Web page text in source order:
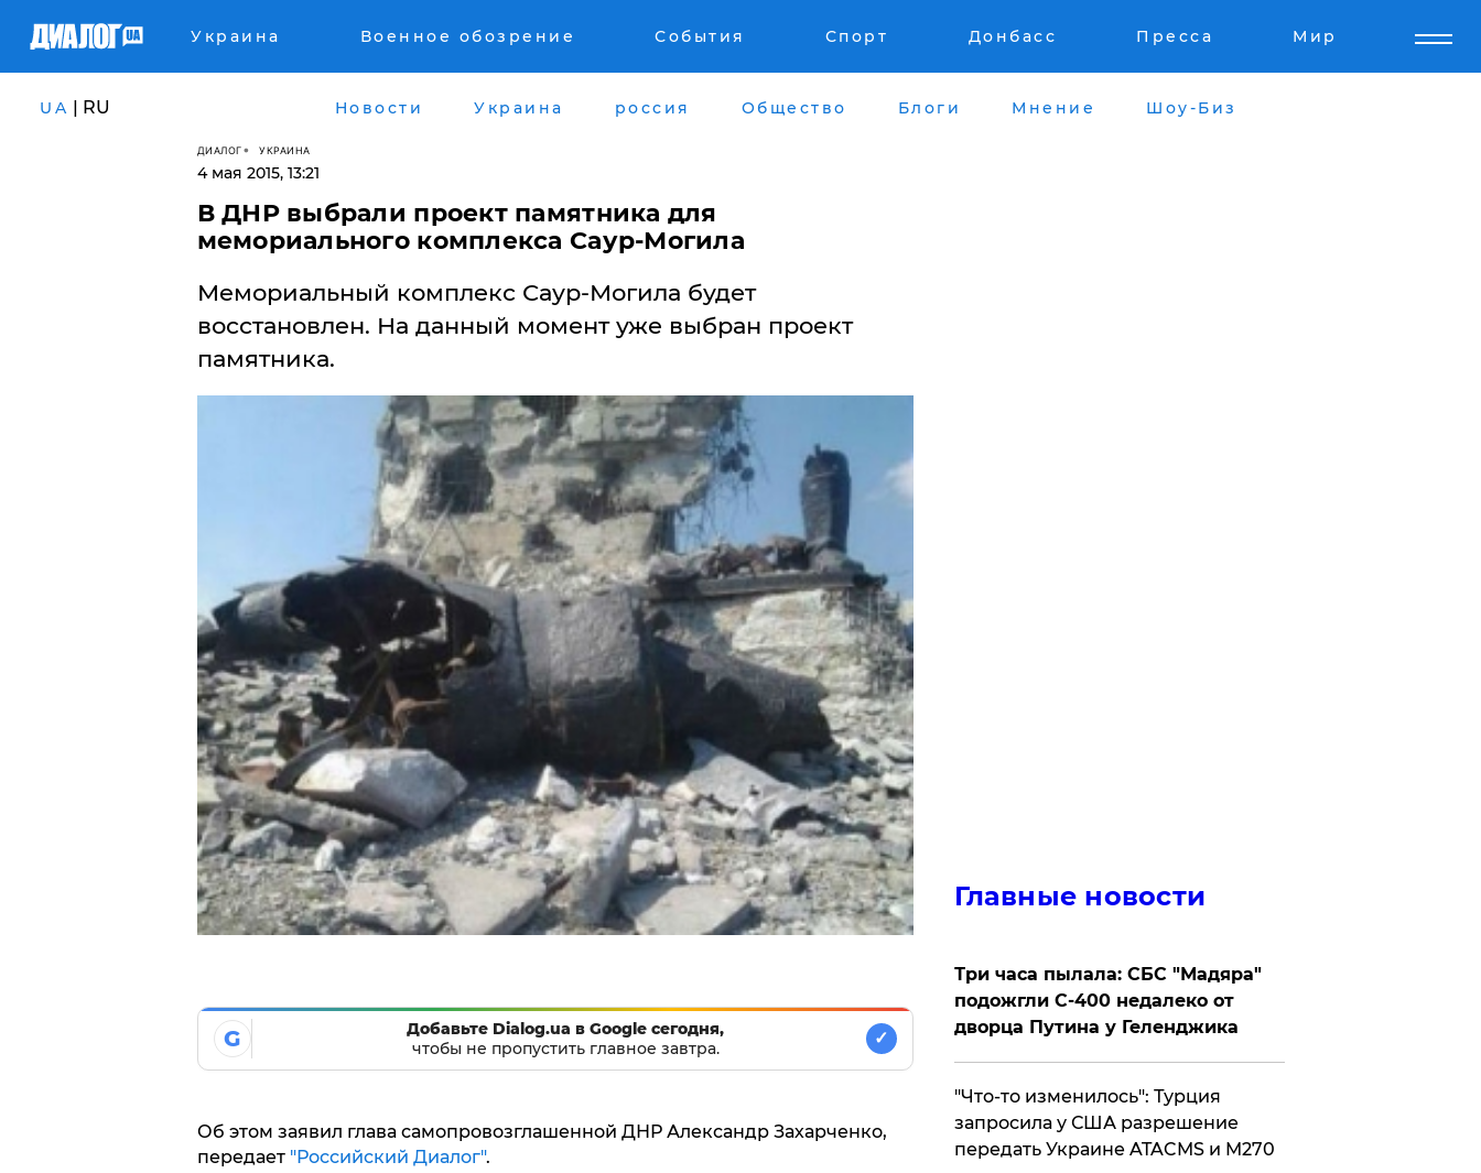
Украина Военное обозрение События Спорт Донбасс Пресса Мир
UA | RU Новости Украина россия Общество Блоги Мнение Шоу-Биз
ДИАЛОГ УКРАИНА
4 мая 2015, 13:21
В ДНР выбрали проект памятника для
мемориального комплекса Саур-Могила
​Мемориальный комплекс Саур-Могила будет
восстановлен. На данный момент уже выбран проект
памятника.
G
Добавьте Dialog.ua в Google сегодня,
чтобы не пропустить главное завтра.
✓
Об этом заявил глава самопровозглашенной ДНР Александр Захарченко,
передает "Российский Диалог".
Главные новости
Три часа пылала: СБС "Мадяра"
подожгли С-400 недалеко от
дворца Путина у Геленджика
​"Что-то изменилось": Турция
запросила у США разрешение
передать Украине ATACMS и M270